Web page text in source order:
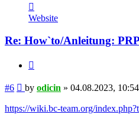
odicin
Website
Re: How`to/Anleitung:
#6 Post
by odicin » 04.08.2023, 10:54
https://wiki.bc-team.org/